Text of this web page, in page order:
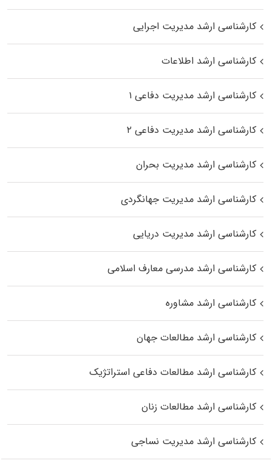
کارشناسی ارشد مدیریت اجرایی
کارشناسی ارشد اطلاعات
کارشناسی ارشد مدیریت دفاعی ۱
کارشناسی ارشد مدیریت دفاعی ۲
کارشناسی ارشد مدیریت بحران
کارشناسی ارشد مدیریت جهانگردی
کارشناسی ارشد مدیریت دریایی
کارشناسی ارشد مدرسی معارف اسلامی
کارشناسی ارشد مشاوره
کارشناسی ارشد مطالعات جهان
کارشناسی ارشد مطالعات دفاعی استراتژیک
کارشناسی ارشد مطالعات زنان
کارشناسی ارشد مدیریت نساجی